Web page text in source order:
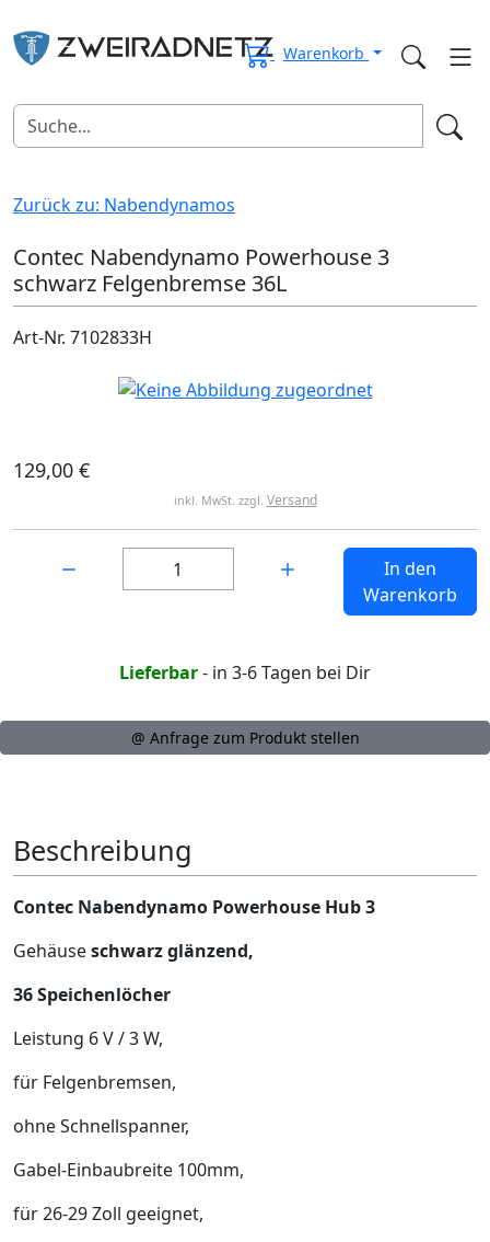
Warenkorb
Zurück zu: Nabendynamos
Contec Nabendynamo Powerhouse 3
schwarz Felgenbremse 36L
Art-Nr. 7102833H
129,00 €
inkl. MwSt. zzgl. Versand
In den
Warenkorb
Lieferbar- in 3-6 Tagen bei Dir
@ Anfrage zum Produkt stellen
Beschreibung
Contec Nabendynamo Powerhouse Hub 3
Gehäuseschwarz glänzend,
36 Speichenlöcher
Leistung 6 V / 3 W,
für Felgenbremsen,
ohne Schnellspanner,
Gabel-Einbaubreite 100mm,
für 26-29 Zoll geeignet,